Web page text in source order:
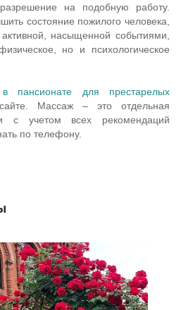
на подобную работу.
состояние пожилого человека,
насыщенной событиями,
но и психологическое
пансионате для престарелых
Массаж – это отдельная
с учетом всех рекомендаций
по телефону.